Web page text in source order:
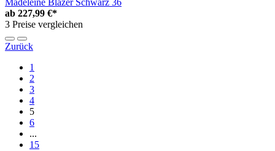
Madeleine Blazer Schwarz 36
ab 227,99 €*
3 Preise vergleichen
Zurück
1
2
3
4
5
6
...
15